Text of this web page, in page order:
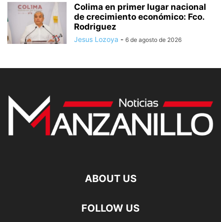
Colima en primer lugar nacional
de crecimiento económico: Fco.
Rodriguez
Jesus Lozoya - 6 de agosto de 2026
ABOUT US
FOLLOW US